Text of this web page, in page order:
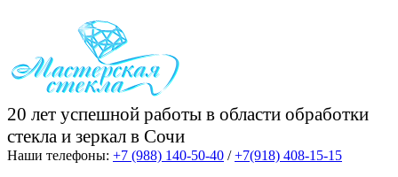
20 лет успешной работы в области обработки
стекла и зеркал в Сочи
Наши телефоны: +7 (988) 140-50-40 /+7(918) 408-15-15